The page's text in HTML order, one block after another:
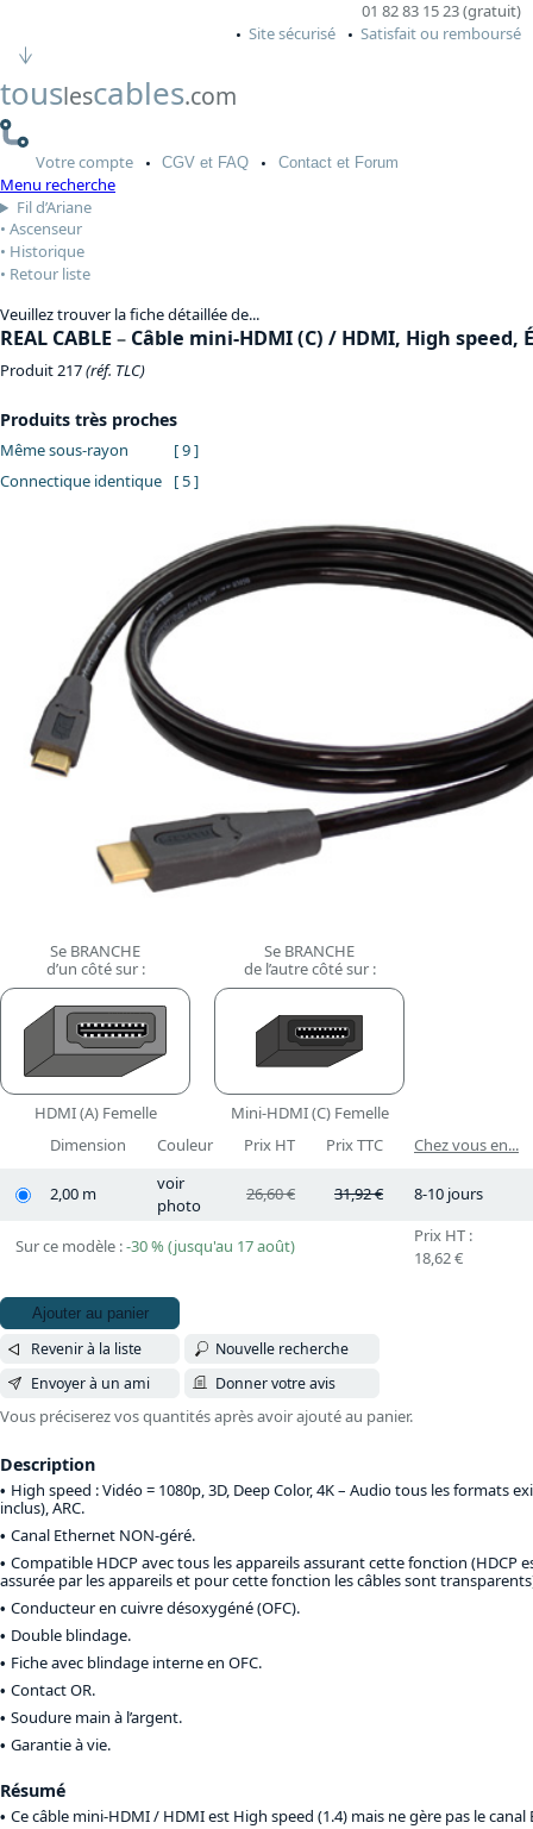
01 82 83 15 23 (gratuit)
Site sécurisé
Satisfait ou remboursé
touslescables.com
Votrecompte CGV et FAQ Contactet Forum
Menu recherche
Fil d’Ariane
Ascenseur
Historique
Retour liste
Veuillez trouver la fiche détaillée de...
REAL CABLE– Câble mini-HDMI (C) / HDMI, High speed,
Produit 217(réf. TLC)
Produits très proches
Même sous-rayon
[ 9 ]
Connectique identique
[ 5 ]
Se BRANCHE
d’un côté sur :
HDMI (A) Femelle
Se BRANCHE
de l’autre côté sur :
Mini-HDMI (C) Femelle
Dimension
Couleur Prix HT Prix TTC Chez vous en...
2,00 m
voir
photo
26,60 € 31,92 € 8-10 jours
Sur ce modèle :-30 % (jusqu'au 17 août)
Prix HT :
18,62 €
Ajouter au panier
Revenir à la liste
Nouvelle recherche
Envoyer à un ami
Donner votre avis
Vous préciserez vos quantités après avoir ajouté au panier.
Description
High speed : Vidéo = 1080p, 3D, Deep Color, 4K – Audio tous les formats
inclus), ARC.
Canal Ethernet NON-géré.
Compatible HDCP avec tous les appareils assurant cette fonction (HDCP
assurée par les appareils et pour cette fonction les câbles sont
Conducteur en cuivre désoxygéné (OFC).
Double blindage.
Fiche avec blindage interne en OFC.
Contact OR.
Soudure main à l’argent.
Garantie à vie.
Résumé
Ce câble mini-HDMI / HDMI est High speed (1.4) mais ne gère pas le canal